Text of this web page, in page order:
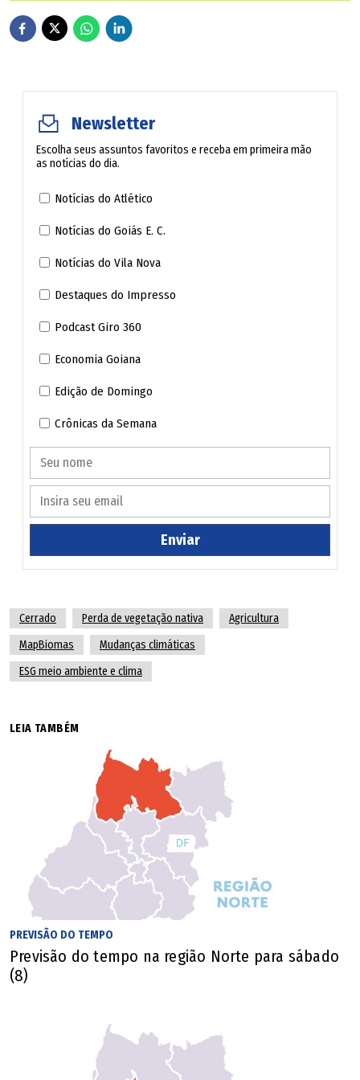
Newsletter
Escolha seus assuntos favoritos e receba em primeira mão
as notícias do dia.
Notícias do Atlético
Notícias do Goiás E. C.
Notícias do Vila Nova
Destaques do Impresso
Podcast Giro 360
Economia Goiana
Edição de Domingo
Crônicas da Semana
Enviar
Cerrado Perda de vegetação nativa
Agricultura
MapBiomas
Mudanças climáticas
ESG meio ambiente e clima
LEIA TAMBÉM
PREVISÃO DO TEMPO
Previsão do tempo na região Norte para sábado
(8)